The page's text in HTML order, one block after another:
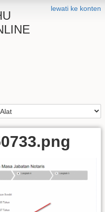
lewati ke konten